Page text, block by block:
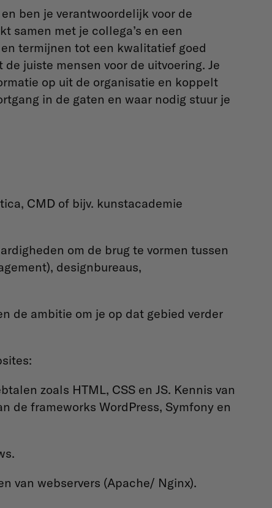
ben je verantwoordelijk voor de
samen met je collega’s en een
termijnen tot een kwalitatief goed
juiste mensen voor de uitvoering. Je
op uit de organisatie en koppelt
in de gaten en waar nodig stuur je
CMD of bijv. kunstacademie
om de brug te vormen tussen
designbureaus,
de ambitie om je op dat gebied verder
zoals HTML, CSS en JS. Kennis van
de frameworks WordPress, Symfony en
van webservers (Apache/ Nginx).